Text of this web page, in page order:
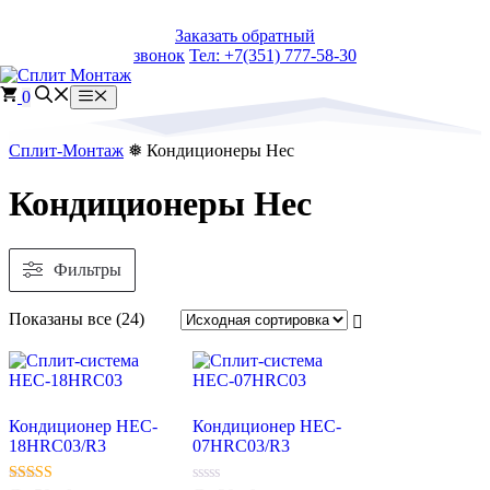
Заказать обратный
звонок Тел: +7(351) 777-58-30
0 Меню
Сплит-Монтаж ❅ Кондиционеры Hec
Кондиционеры Hec
Фильтры
Показаны все (24)Сортировка:
недавние
Кондиционер HEC-
18HRC03/R3
Кондиционер HEC-
07HRC03/R3